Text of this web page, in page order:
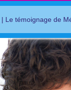
| Le témoignage de